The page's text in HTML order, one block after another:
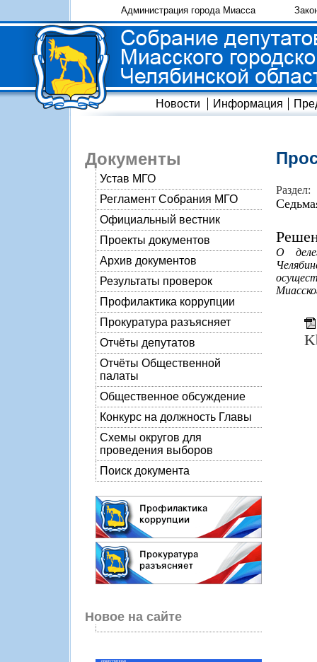
Администрация города Миасса
Новости Информация
Документы
Устав МГО
Регламент Собрания МГО
Официальный вестник
Проекты документов
Архив документов
Результаты проверок
Профилактика коррупции
Прокуратура разъясняет
Отчёты депутатов
Отчёты Общественной
палаты
Общественное обсуждение
Конкурс на должность Главы
Схемы округов для
проведения выборов
Поиск документа
Новое на сайте
Раздел:
О